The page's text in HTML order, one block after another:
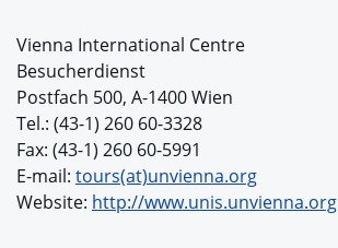
Vienna International Centre
Besucherdienst
Postfach 500, A-1400 Wien
Tel.: (43-1) 260 60-3328
Fax: (43-1) 260 60-5991
E-mail: tours(at)unvienna.org
Website: http://www.unis.unvienna.org